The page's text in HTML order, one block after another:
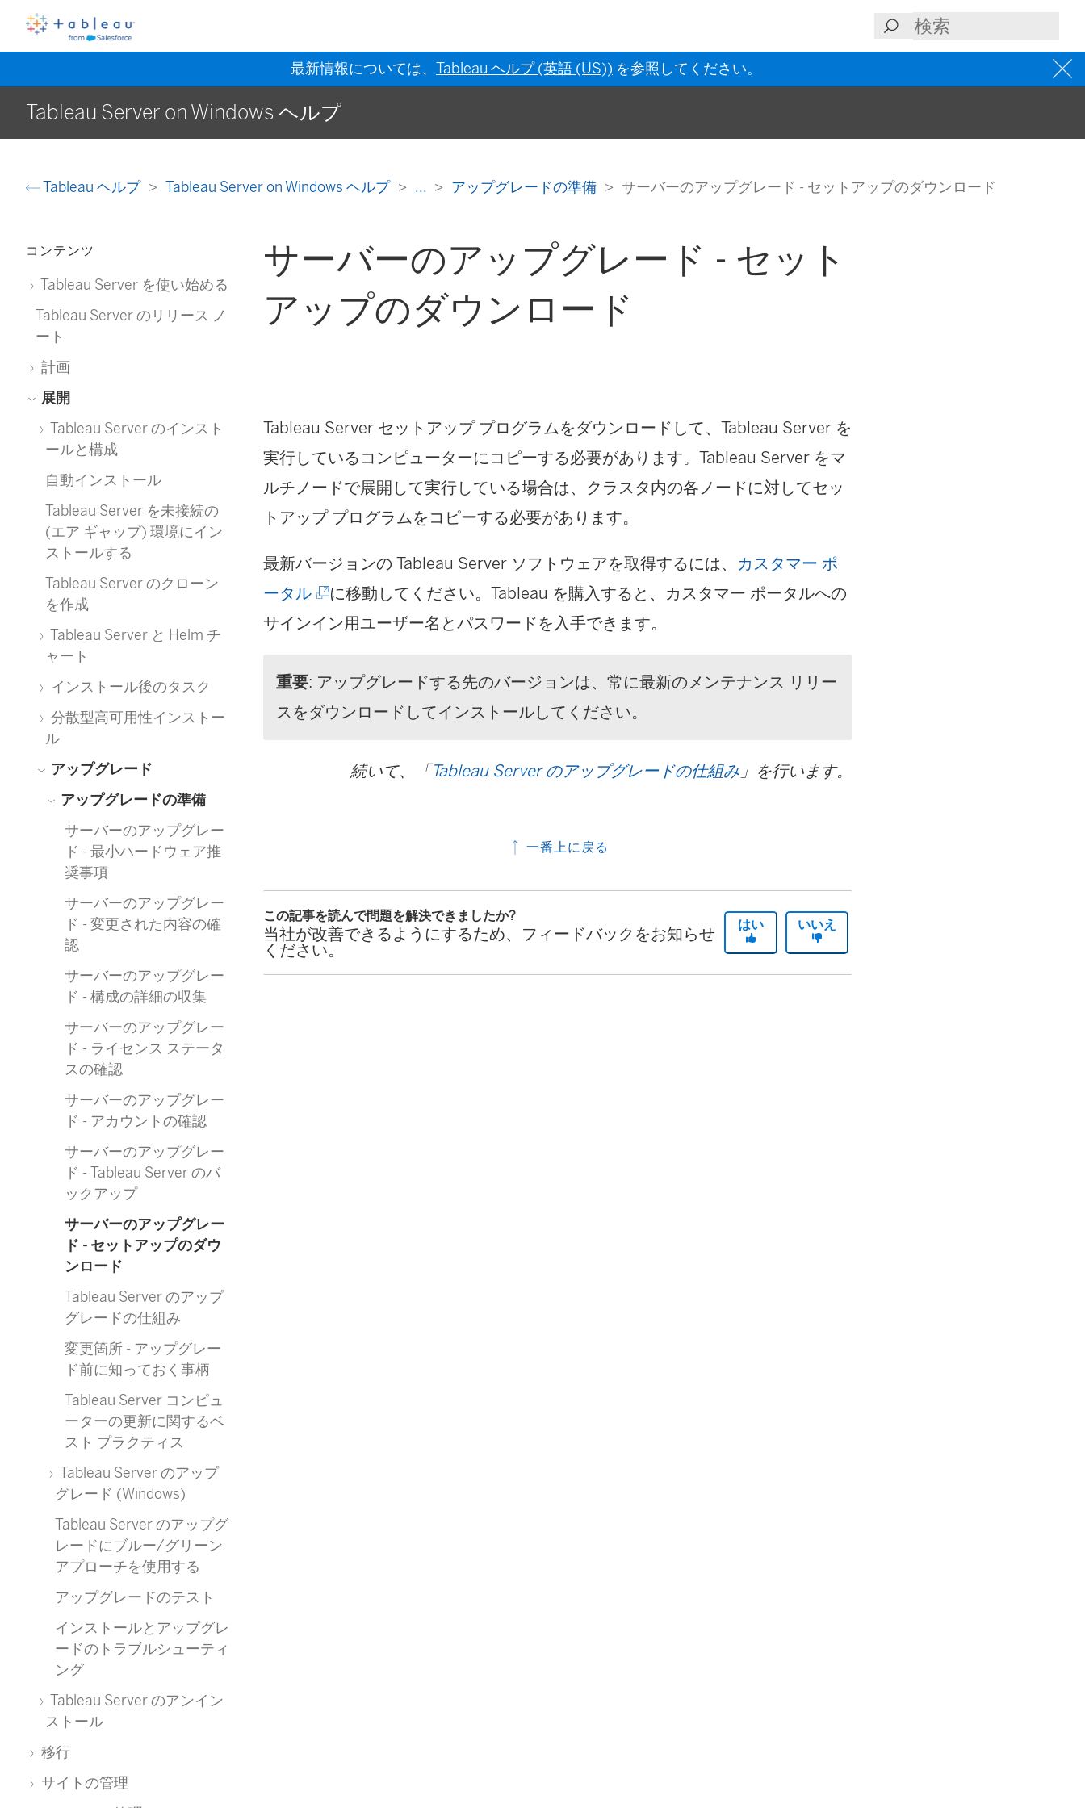
最新情報については、 Tableau ヘルプ (英語 (US)) を参照してください。
Tableau Server on Windows ヘルプ
Tableau ヘルプ Tableau Server on Windows ヘルプ ... アップグレードの準備 サーバーのアップグレード - セットアップのダウンロード
コンテンツ
Tableau Server を使い始める
Tableau Server のリリース ノ
ート
計画
展開
Tableau Server のインスト
ールと構成
自動インストール
Tableau Server を未接続の
(エア ギャップ) 環境にイン
ストールする
Tableau Server のクローン
を作成
Tableau Server と Helm チ
ャート
インストール後のタスク
分散型高可用性インストー
ル
アップグレード
アップグレードの準備
サーバーのアップグレー
ド - 最小ハードウェア推
奨事項
サーバーのアップグレー
ド - 変更された内容の確
認
サーバーのアップグレー
ド - 構成の詳細の収集
サーバーのアップグレー
ド - ライセンス ステータ
スの確認
サーバーのアップグレー
ド - アカウントの確認
サーバーのアップグレー
ド - Tableau Server のバ
ックアップ
サーバーのアップグレー
ド - セットアップのダウ
ンロード
Tableau Server のアップ
グレードの仕組み
変更箇所 - アップグレー
ド前に知っておく事柄
Tableau Server コンピュ
ーターの更新に関するベ
スト プラクティス
Tableau Server のアップ
グレード (Windows)
Tableau Server のアップグ
レードにブルー/グリーン
アプローチを使用する
アップグレードのテスト
インストールとアップグレ
ードのトラブルシューティ
ング
Tableau Server のアンイン
ストール
移行
サイトの管理
サーバーのアップグレード - セット
アップのダウンロード
Tableau Server セットアップ プログラムをダウンロードして、Tableau Server を
実行しているコンピューターにコピーする必要があります。Tableau Server をマ
ルチノードで展開して実行している場合は、クラスタ内の各ノードに対してセッ
トアップ プログラムをコピーする必要があります。
最新バージョンの Tableau Server ソフトウェアを取得するには、 カスタマー ポ
ータル(
新
い
ウ
リ
ン
ク
が
に移動してください。Tableau を購入すると、カスタマー ポータルへの
サインイン用ユーザー名とパスワードを入手できます。
重要: アップグレードする先のバージョンは、常に最新のメンテナンス リリー
スをダウンロードしてインストールしてください。
続いて、「Tableau Server のアップグレードの仕組み 」を行います。
一番上に戻る
この記事を読んで問題を解決できましたか?
当社が改善できるようにするため、フィードバックをお知らせ
ください。
はい いいえ